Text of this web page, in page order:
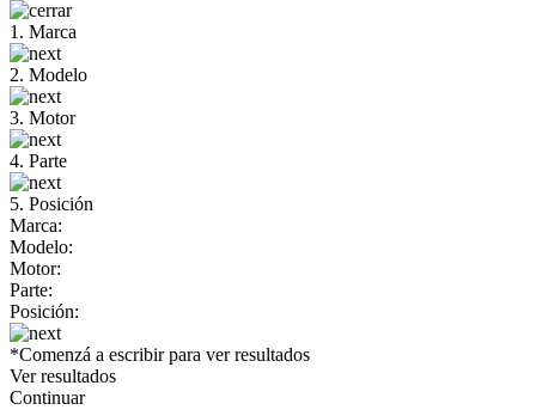
1. Marca
2. Modelo
3. Motor
4. Parte
5. Posición
Marca:
Modelo:
Motor:
Parte:
Posición:
*Comenzá a escribir para ver resultados
Ver resultados
Continuar